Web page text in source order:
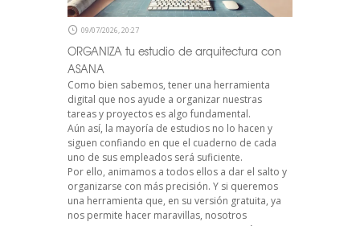
09/07/2026, 20:27
ORGANIZA tu estudio de arquitectura con
ASANA
Como bien sabemos, tener una herramienta
digital que nos ayude a organizar nuestras
tareas y proyectos es algo fundamental.
Aún así, la mayoría de estudios no lo hacen y
siguen confiando en que el cuaderno de cada
uno de sus empleados será suficiente.
Por ello, animamos a todos ellos a dar el salto y
organizarse con más precisión. Y si queremos
una herramienta que, en su versión gratuita, ya
nos permite hacer maravillas, nosotros